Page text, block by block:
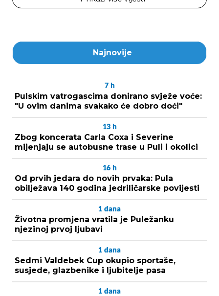
Najnovije
7 h
Pulskim vatrogascima donirano svježe voće:
"U ovim danima svakako će dobro doći"
13 h
Zbog koncerata Carla Coxa i Severine
mijenjaju se autobusne trase u Puli i okolici
16 h
Od prvih jedara do novih prvaka: Pula
obilježava 140 godina jedriličarske povijesti
1 dana
Životna promjena vratila je Puležanku
njezinoj prvoj ljubavi
1 dana
Sedmi Valdebek Cup okupio sportaše,
susjede, glazbenike i ljubitelje pasa
1 dana